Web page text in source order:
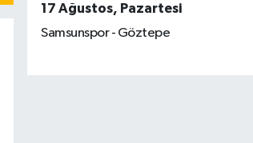
17 Ağustos, Pazartesi
Samsunspor - Göztepe